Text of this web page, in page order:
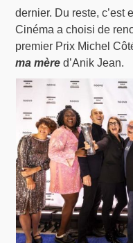
dernier. Du reste, c’est
Cinéma a choisi de
premier Prix Michel
ma mère d’Anik Jean.